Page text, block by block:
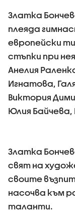
Златка
плеяда
европейски
стъпки при
Анелия
Игнатова,
Виктория
Юлия Байчева,
Златка
свят на
своите
насочва към
таланти.